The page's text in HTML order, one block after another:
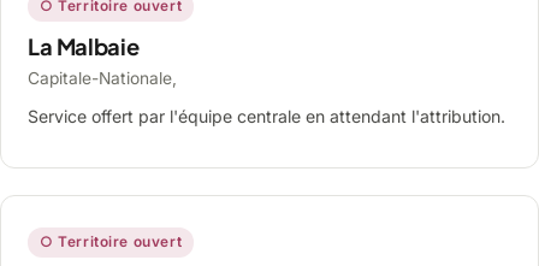
○ Territoire ouvert
La Malbaie
Capitale-Nationale,
Service offert par l'équipe centrale en attendant l'attribution.
○ Territoire ouvert